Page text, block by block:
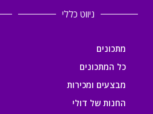
ניווט כללי
מתכונים
כל המתכונים
מבצעים ומכירות
החנות של דולי